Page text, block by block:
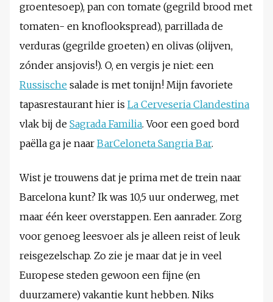
groentesoep), pan con tomate (gegrild brood met
tomaten- en knoflookspread), parrillada de
verduras (gegrilde groeten) en olivas (olijven,
zónder ansjovis!). O, en vergis je niet: een
Russische salade is met tonijn! Mijn favoriete
tapasrestaurant hier is La Cerveseria Clandestina
vlak bij de Sagrada Familia. Voor een goed bord
paëlla ga je naar BarCeloneta Sangria Bar.
Wist je trouwens dat je prima met de trein naar
Barcelona kunt? Ik was 10,5 uur onderweg, met
maar één keer overstappen. Een aanrader. Zorg
voor genoeg leesvoer als je alleen reist of leuk
reisgezelschap. Zo zie je maar dat je in veel
Europese steden gewoon een fijne (en
duurzamere) vakantie kunt hebben. Niks